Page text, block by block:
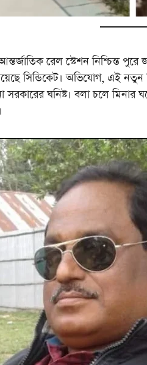
রেল স্টেশন নিশ্চিন্ত পুরে জন্ম
সিন্ডিকেট। অভিযোগ, এই নতুন
সরকারের ঘনিষ্ট। বলা চলে মিনার